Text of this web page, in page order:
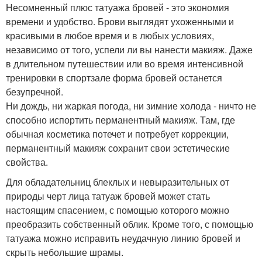
Несомненный плюс татуажа бровей - это экономия
времени и удобство. Брови выглядят ухоженными и
красивыми в любое время и в любых условиях,
независимо от того, успели ли вы нанести макияж. Даже
в длительном путешествии или во время интенсивной
тренировки в спортзале форма бровей останется
безупречной.
Ни дождь, ни жаркая погода, ни зимние холода - ничто не
способно испортить перманентный макияж. Там, где
обычная косметика потечет и потребует коррекции,
перманентный макияж сохранит свои эстетические
свойства.
Для обладательниц блеклых и невыразительных от
природы черт лица татуаж бровей может стать
настоящим спасением, с помощью которого можно
преобразить собственный облик. Кроме того, с помощью
татуажа можно исправить неудачную линию бровей и
скрыть небольшие шрамы.